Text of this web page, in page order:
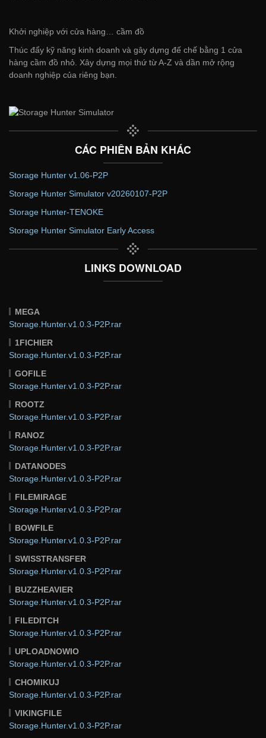
Khởi nghiệp với cửa hàng… cầm đồ
Thúc đẩy kỹ năng kinh doanh và gây dựng đế chế bằng 1 cửa
hàng cầm đồ nhỏ. Xây dựng mọi thứ từ A-Z và dần mở rộng
doanh nghiệp của riêng bạn.
CÁC PHIÊN BẢN KHÁC
Storage Hunter v1.06-P2P
Storage Hunter Simulator v20260107-P2P
Storage Hunter-TENOKE
Storage Hunter Simulator Early Access
LINKS DOWNLOAD
MEGA
Storage.Hunter.v1.0.3-P2P.rar
1FICHIER
Storage.Hunter.v1.0.3-P2P.rar
GOFILE
Storage.Hunter.v1.0.3-P2P.rar
ROOTZ
Storage.Hunter.v1.0.3-P2P.rar
RANOZ
Storage.Hunter.v1.0.3-P2P.rar
DATANODES
Storage.Hunter.v1.0.3-P2P.rar
FILEMIRAGE
Storage.Hunter.v1.0.3-P2P.rar
BOWFILE
Storage.Hunter.v1.0.3-P2P.rar
SWISSTRANSFER
Storage.Hunter.v1.0.3-P2P.rar
BUZZHEAVIER
Storage.Hunter.v1.0.3-P2P.rar
FILEDITCH
Storage.Hunter.v1.0.3-P2P.rar
UPLOADNOWIO
Storage.Hunter.v1.0.3-P2P.rar
CHOMIKUJ
Storage.Hunter.v1.0.3-P2P.rar
VIKINGFILE
Storage.Hunter.v1.0.3-P2P.rar